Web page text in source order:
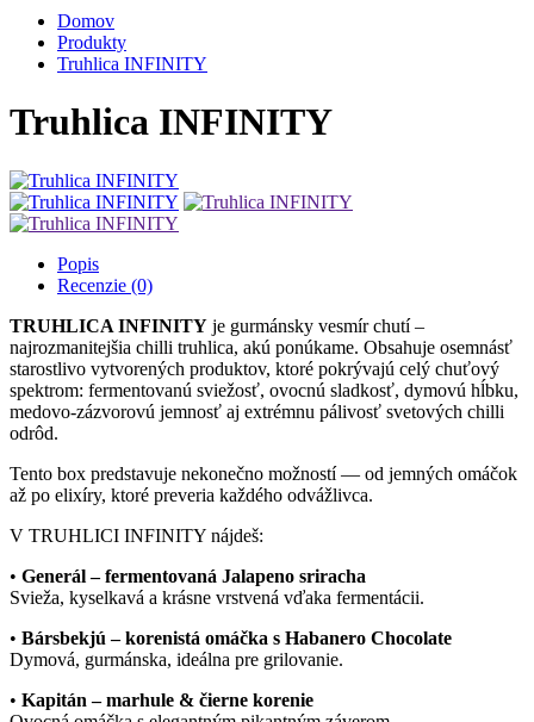
Domov
Produkty
Truhlica INFINITY
Truhlica INFINITY
Popis
Recenzie (0)
TRUHLICA INFINITY je gurmánsky vesmír chutí –
najrozmanitejšia chilli truhlica, akú ponúkame. Obsahuje osemnásť
starostlivo vytvorených produktov, ktoré pokrývajú celý chuťový
spektrom: fermentovanú sviežosť, ovocnú sladkosť, dymovú hĺbku,
medovo-zázvorovú jemnosť aj extrémnu pálivosť svetových chilli
odrôd.
Tento box predstavuje nekonečno možností — od jemných omáčok
až po elixíry, ktoré preveria každého odvážlivca.
V TRUHLICI INFINITY nájdeš:
• Generál – fermentovaná Jalapeno sriracha
Svieža, kyselkavá a krásne vrstvená vďaka fermentácii.
• Bársbekjú – korenistá omáčka s Habanero Chocolate
Dymová, gurmánska, ideálna pre grilovanie.
• Kapitán – marhule & čierne korenie